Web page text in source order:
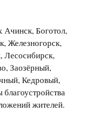
Ачинск, Боготол,
Железногорск,
Лесосибирск,
Заозёрный,
Кедровый,
жителей.